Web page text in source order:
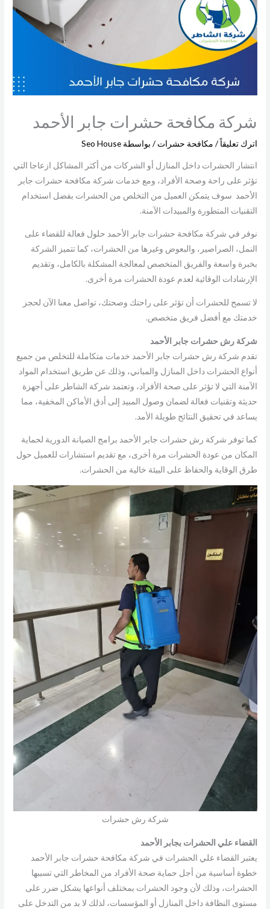
شركة مكافحة حشرات جابر الأحمد
اترك تعليقاً/ مكافحة حشرات / بواسطة Seo House
انتشار الحشرات داخل المنازل أو الشركات من أكثر المشاكل ازعاجا التي
تؤثر على راحة وصحة الأفراد، ومع خدمات شركة مكافحة حشرات جابر
الأحمد سوف يتمكن العميل من التخلص من الحشرات بفضل استخدام
التقنيات المتطورة والمبيدات الآمنة.
نوفر في شركة مكافحة حشرات جابر الأحمد حلول فعالة للقضاء على
النمل، الصراصير، والبعوض وغيرها من الحشرات، كما تتميز الشركة
بخبرة واسعة والفريق المتخصص لمعالجة المشكلة بالكامل، وتقديم
الإرشادات الوقائية لعدم عودة الحشرات مرة أخرى.
لا تسمح للحشرات أن تؤثر على راحتك وصحتك، تواصل معنا الآن لحجز
خدمتك مع أفضل فريق متخصص.
شركة رش حشرات جابر الأحمد
تقدم شركة رش حشرات جابر الأحمد خدمات متكاملة للتخلص من جميع
أنواع الحشرات داخل المنازل والمباني، وذلك عن طريق استخدام المواد
الآمنة التي لا تؤثر على صحة الأفراد، وتعتمد شركة الشاطر على أجهزة
حديثة وتقنيات فعالة لضمان وصول المبيد إلى أدق الأماكن المخفية، مما
يساعد في تحقيق النتائج طويلة الأمد.
كما توفر شركة رش حشرات جابر الأحمد برامج الصيانة الدورية لحماية
المكان من عودة الحشرات مرة أخرى، مع تقديم استشارات للعميل حول
طرق الوقاية والحفاظ على البيئة خالية من الحشرات.
شركة رش حشرات
القضاء علي الحشرات بجابر الأحمد
يعتبر القضاء علي الحشرات في شركة مكافحة حشرات جابر الأحمد
خطوة أساسية من أجل حماية صحة الأفراد من المخاطر التي تسببها
الحشرات، وذلك لأن وجود الحشرات بمختلف أنواعها يشكل ضرر على
مستوى النظافة داخل المنازل أو المؤسسات، لذلك لا بد من التدخل على